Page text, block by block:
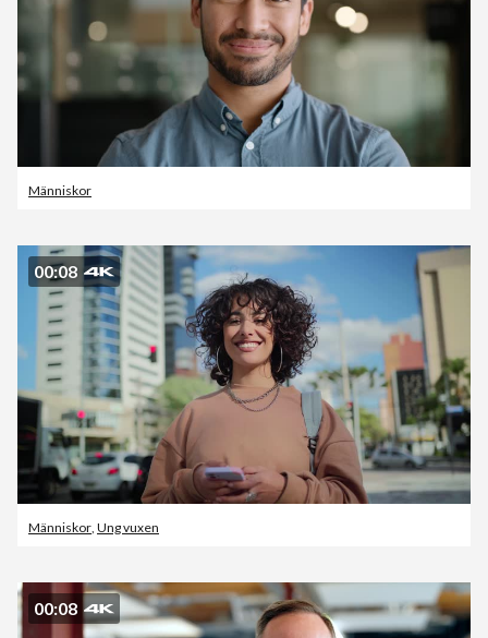
Människor
00:08
Människor Ung vuxen
00:08